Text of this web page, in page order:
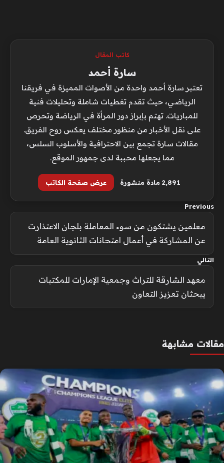
كاتب المقال
سارة أحمد
تعتبر سارة أحمد واحدة من الأصوات المميزة في فريقنا
الرياضي، حيث تقدم تغطيات شاملة وتحليلات فنية
للمباريات. تهتم بإبراز دور المرأة في الرياضة وتحرص
على نقل الأخبار من منظور مختلف يعكس روح الفريق.
مقالات سارة تجمع بين الاحترافية والأسلوب السلس،
مما يجعلها محببة لدى جمهور الموقع.
2٬891 مادة منشورة عرض صفحة الكاتب
Previous
معلمين يشتكون من سوء المعاملة بلجان الاعتذارت
عن المشاركة في أعمال امتحانات الثانوية العامة
التالي
معهد الشارقة للتراث وجمعية الإمارات للمكتبات
يبحثان تعزيز التعاون
مقالات مشابهة